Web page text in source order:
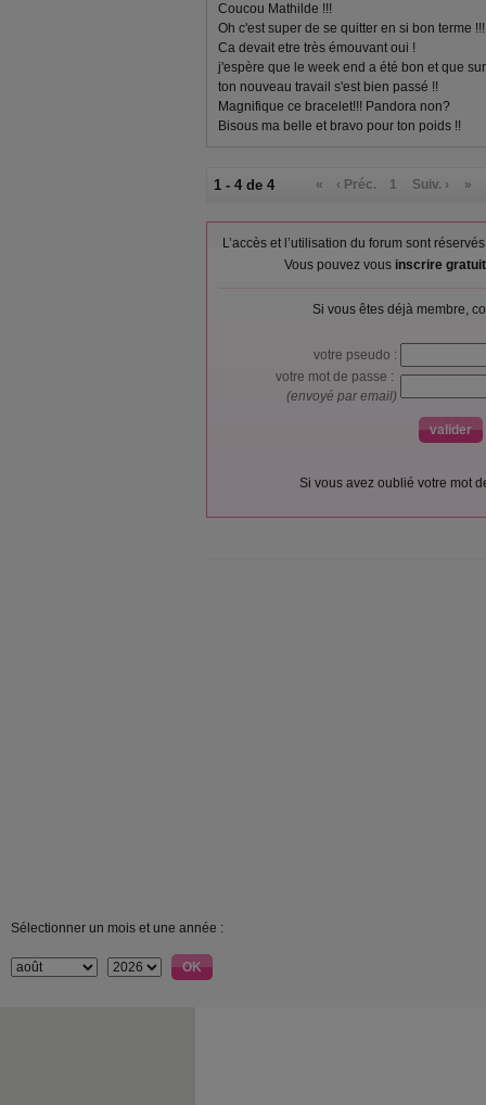
Coucou Mathilde !!!
Oh c'est super de se quitter en si bon terme !!!
Ca devait etre très émouvant oui !
j'espère que le week end a été bon et que
ton nouveau travail s'est bien passé !!
Magnifique ce bracelet!!! Pandora non?
Bisous ma belle et bravo pour ton poids !!
1 - 4 de 4 « ‹ Préc. 1 Suiv. › »
L’accès et l’utilisation du forum sont
Vous pouvez vous inscrire
Si vous êtes déjà membre,
votre pseudo :
votre mot de passe :
(envoyé par email)
Si vous avez oublié votre mot
Sélectionner un mois et une année :